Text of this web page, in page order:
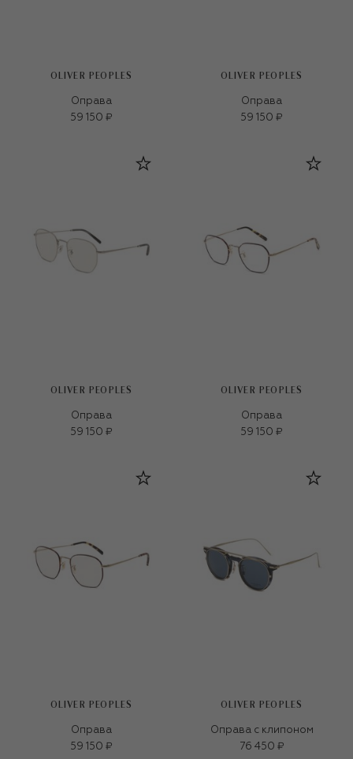
OLIVER PEOPLES
Оправа
59 150 ₽
OLIVER PEOPLES
Оправа
59 150 ₽
OLIVER PEOPLES
Оправа
59 150 ₽
OLIVER PEOPLES
Оправа
59 150 ₽
OLIVER PEOPLES
Оправа
59 150 ₽
OLIVER PEOPLES
Оправа с клипоном
76 450 ₽